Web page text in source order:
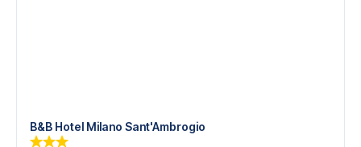
B&B Hotel Milano Sant'Ambrogio